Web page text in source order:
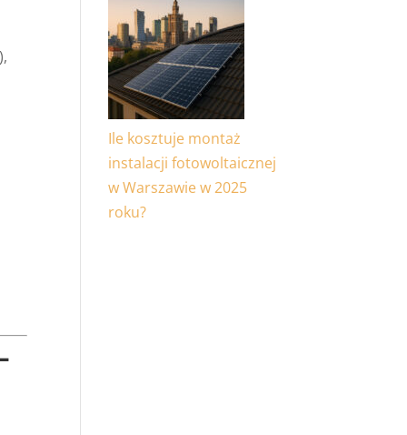
Ile kosztuje montaż
instalacji fotowoltaicznej
w Warszawie w 2025
roku?